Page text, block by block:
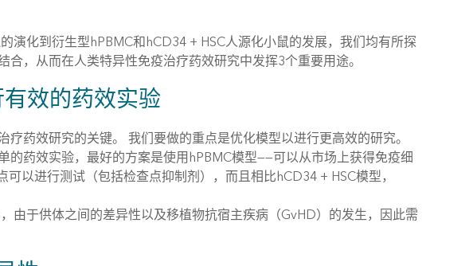
演化到衍生型hPBMC和hCD34 + HSC人源化小鼠的发展，我们均有所探
，从而在人类特异性免疫治疗药效研究中发挥3个重要用途。
效的药效实验
药效研究的关键。 我们要做的重点是优化模型以进行更高效的研究。
药效实验，最好的方案是使用hPBMC模型——可以从市场上获得免疫细
以进行测试（包括检查点抑制剂），而且相比hCD34 + HSC模型，
由于供体之间的差异性以及移植物抗宿主疾病（GvHD）的发生，因此需